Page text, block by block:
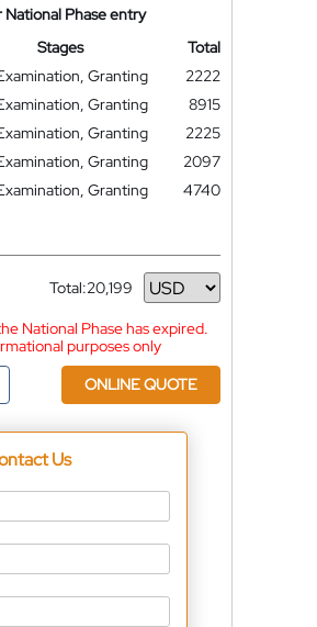
Phase entry
Stages
Total
Granting
2222
Granting
8915
Granting
2225
Granting
2097
Granting
4740
Total:20,199
Currency
National Phase has expired.
purposes only
ONLINE QUOTE
Us